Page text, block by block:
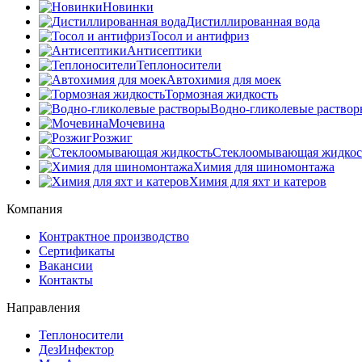
Новинки
Дистиллированная вода
Тосол и антифриз
Антисептики
Теплоносители
Автохимия для моек
Тормозная жидкость
Водно-гликолевые
Мочевина
Розжиг
Cтеклоомывающая
Химия для шиномонтажа
Химия для яхт и катеров
Компания
Контрактное производство
Сертификаты
Вакансии
Контакты
Направления
Теплоносители
ДезИнфектор